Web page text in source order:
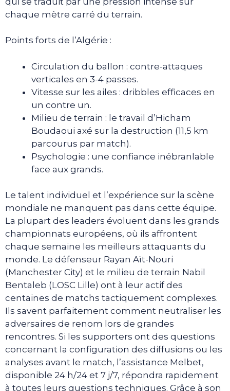
chaque mètre carré du terrain.
Points forts de l’Algérie :
Circulation du ballon : contre-attaques
verticales en 3-4 passes.
Vitesse sur les ailes : dribbles efficaces en
un contre un.
Milieu de terrain : le travail d’Hicham
Boudaoui axé sur la destruction (11,5 km
parcourus par match).
Psychologie : une confiance inébranlable
face aux grands.
Le talent individuel et l’expérience sur la scène
mondiale ne manquent pas dans cette équipe.
La plupart des leaders évoluent dans les grands
championnats européens, où ils affrontent
chaque semaine les meilleurs attaquants du
monde. Le défenseur Rayan Aït-Nouri
(Manchester City) et le milieu de terrain Nabil
Bentaleb (LOSC Lille) ont à leur actif des
centaines de matchs tactiquement complexes.
Ils savent parfaitement comment neutraliser les
adversaires de renom lors de grandes
rencontres. Si les supporters ont des questions
concernant la configuration des diffusions ou les
analyses avant le match, l’assistance Melbet,
disponible 24 h/24 et 7 j/7, répondra rapidement
à toutes leurs questions techniques. Grâce à son